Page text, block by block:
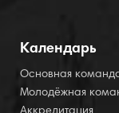
Календарь
Основная
Молодёжная